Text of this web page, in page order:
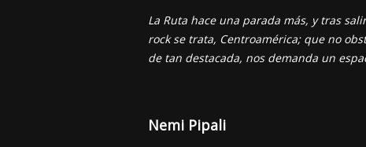
La Ruta hace una parada más, y tras
rock se trata, Centroamérica; que no
de tan destacada, nos demanda un
Nemi Pipali